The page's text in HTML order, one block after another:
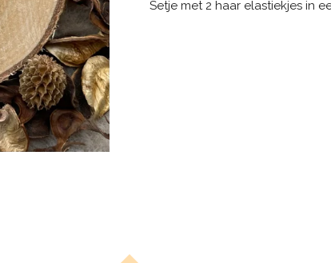
Setje met 2 haar elastiekjes in